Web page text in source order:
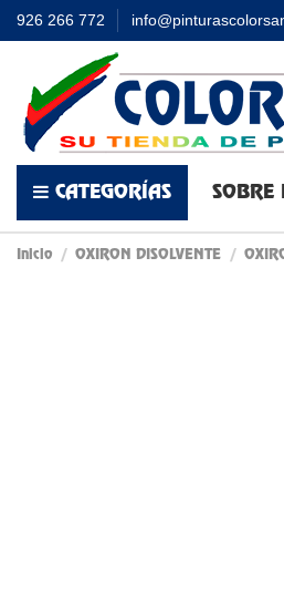
926 266 772
CATEGORÍAS SOBRE
Inicio OXIRON DISOLVENTE